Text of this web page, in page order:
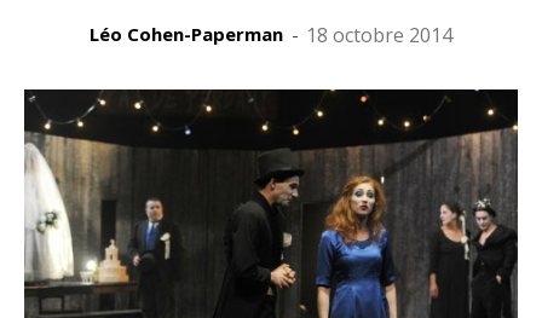
Léo Cohen-Paperman - 18 octobre 2014